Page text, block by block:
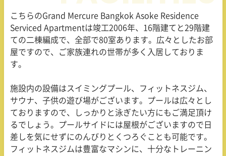
こちらのGrand Mercure Bangkok Asoke Residence
Serviced Apartmentは竣工2006年、16階建てと29階建
ての二棟編成で、全部で80室あります。広々としたお部
屋ですので、ご家族連れの世帯が多く入居しておりま
す。
施設内の設備はスイミングプール、フィットネスジム、
サウナ、子供の遊び場がございます。プールは広々とし
ておりますので、しっかりと泳ぎたい方にもご満足頂け
るでしょう。プールサイドには屋根がございますので日
差しを気にせずにのんびりとくつろぐことも可能です。
フィットネスジムは豊富なマシンに、十分なトレーニン